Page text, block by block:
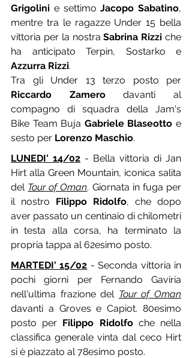
Grigolini e settimo Jacopo Sabatino,
mentre tra le ragazze Under 15 bella
vittoria per la nostra Sabrina Rizzi che
Azzurra Rizzi.
Riccardo Zamero davanti al
compagno di squadra della Jam's
Bike Team Buja Gabriele Blaseotto e
sesto per Lorenzo Maschio.
LUNEDI' 14/02 - Bella vittoria di Jan
Hirt alla Green Mountain, iconica salita
del Tour of Oman. Giornata in fuga per
il nostro Filippo Ridolfo, che dopo
aver passato un centinaio di chilometri
in testa alla corsa, ha terminato la
propria tappa al 62esimo posto.
MARTEDI' 15/02 - Seconda vittoria in
pochi giorni per Fernando Gaviria
nell'ultima frazione del Tour of Oman
davanti a Groves e Capiot. 80esimo
posto per Filippo Ridolfo che nella
classifica generale vinta dal ceco Hirt
si è piazzato al 78esimo posto.